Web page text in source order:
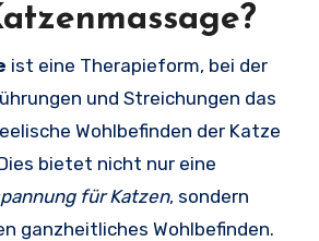
ist eine Therapieform, bei der
und Streichungen das
Wohlbefinden der Katze
bietet nicht nur eine
für Katzen, sondern
ganzheitliches Wohlbefinden.